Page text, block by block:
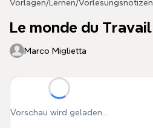
Vorlagen/ Lernen/Vorlesungsnotizen
Le monde du Travail
Marco Miglietta
Vorschau wird geladen...